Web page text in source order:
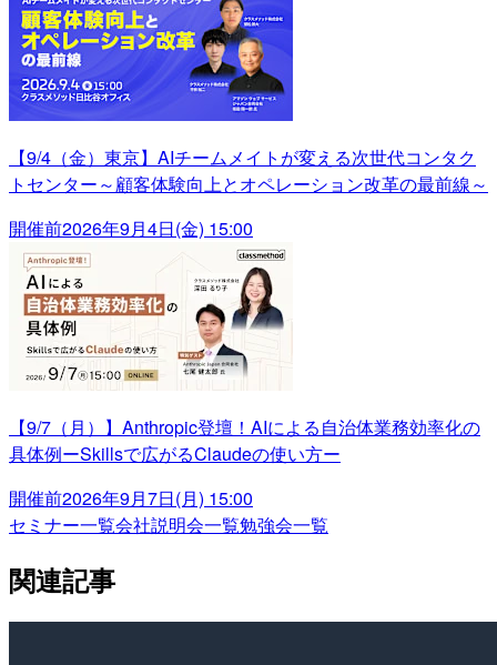
【9/4（金）東京】AIチームメイトが変える次世代コンタク
トセンター～顧客体験向上とオペレーション改革の最前線～
開催前2026年9月4日(金) 15:00
【9/7（月）】Anthropic登壇！AIによる自治体業務効率化の
具体例ーSkillsで広がるClaudeの使い方ー
開催前2026年9月7日(月) 15:00
セミナー一覧会社説明会一覧勉強会一覧
関連記事